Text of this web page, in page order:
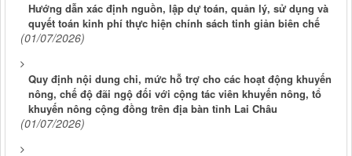
Hướng dẫn xác định nguồn, lập dự toán, quản lý, sử dụng và
quyết toán kinh phí thực hiện chính sách tinh giản biên chế
(01/07/2026)
Quy định nội dung chi, mức hỗ trợ cho các hoạt động khuyến
nông, chế độ đãi ngộ đối với cộng tác viên khuyến nông, tổ
khuyến nông cộng đồng trên địa bàn tỉnh Lai Châu
(01/07/2026)